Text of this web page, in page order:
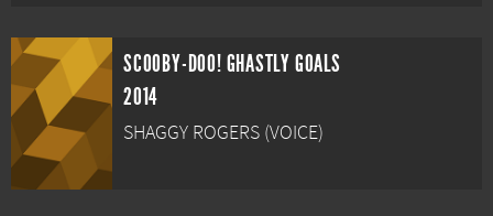
SCOOBY-DOO! GHASTLY GOALS
2014
SHAGGY ROGERS (VOICE)